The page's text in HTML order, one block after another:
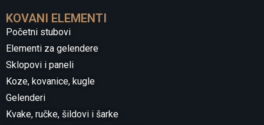
KOVANI ELEMENTI
Početni stubovi
Elementi za gelendere
Sklopovi i paneli
Koze, kovanice, kugle
Gelenderi
Kvake, ručke, šildovi i šarke